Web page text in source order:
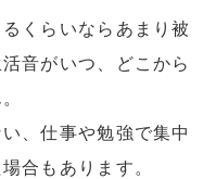
くらいならあまり被
音がいつ、どこから
、仕事や勉強で集中
合もあります。